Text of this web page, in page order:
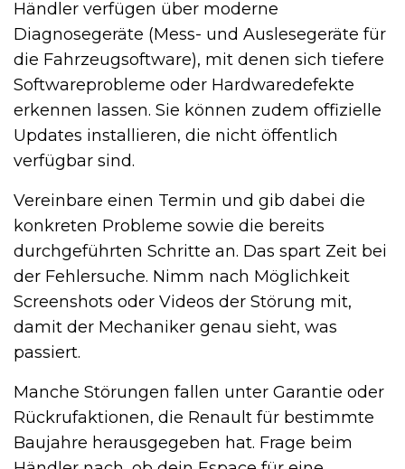
Händler verfügen über moderne
Diagnosegeräte (Mess- und Auslesegeräte für
die Fahrzeugsoftware), mit denen sich tiefere
Softwareprobleme oder Hardwaredefekte
erkennen lassen. Sie können zudem offizielle
Updates installieren, die nicht öffentlich
verfügbar sind.
Vereinbare einen Termin und gib dabei die
konkreten Probleme sowie die bereits
durchgeführten Schritte an. Das spart Zeit bei
der Fehlersuche. Nimm nach Möglichkeit
Screenshots oder Videos der Störung mit,
damit der Mechaniker genau sieht, was
passiert.
Manche Störungen fallen unter Garantie oder
Rückrufaktionen, die Renault für bestimmte
Baujahre herausgegeben hat. Frage beim